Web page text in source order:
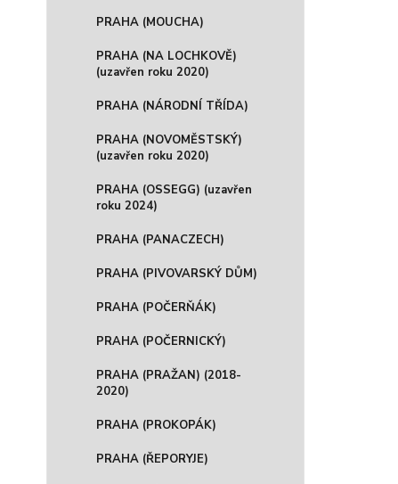
PRAHA (MOUCHA)
PRAHA (NA LOCHKOVĚ)
(uzavřen roku 2020)
PRAHA (NÁRODNÍ TŘÍDA)
PRAHA (NOVOMĚSTSKÝ)
(uzavřen roku 2020)
PRAHA (OSSEGG) (uzavřen
roku 2024)
PRAHA (PANACZECH)
PRAHA (PIVOVARSKÝ DŮM)
PRAHA (POČERŇÁK)
PRAHA (POČERNICKÝ)
PRAHA (PRAŽAN) (2018-
2020)
PRAHA (PROKOPÁK)
PRAHA (ŘEPORYJE)